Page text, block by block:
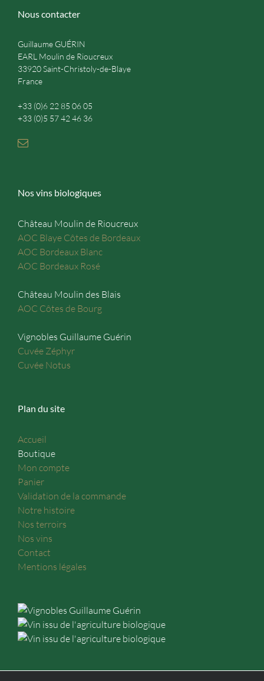
Nous contacter
Guillaume GUÉRIN
EARL Moulin de Rioucreux
33920 Saint-Christoly-de-Blaye
France
+33 (0)6 22 85 06 05
+33 (0)5 57 42 46 36
Nos vins biologiques
Château Moulin de Rioucreux
AOC Blaye Côtes de Bordeaux
AOC Bordeaux Blanc
AOC Bordeaux Rosé
Château Moulin des Blais
AOC Côtes de Bourg
Vignobles Guillaume Guérin
Cuvée Zéphyr
Cuvée Notus
Plan du site
Accueil
Boutique
Mon compte
Panier
Validation de la commande
Notre histoire
Nos terroirs
Nos vins
Contact
Mentions légales